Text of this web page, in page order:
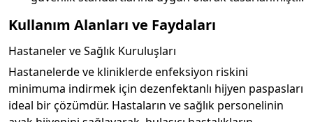
Kullanım Alanları ve Faydaları
Hastaneler ve Sağlık Kuruluşları
Hastanelerde ve kliniklerde enfeksiyon riskini
minimuma indirmek için dezenfektanlı hijyen paspasları
ideal bir çözümdür. Hastaların ve sağlık personelinin